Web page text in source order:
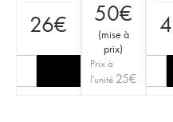
26€ 50€
(mise à
prix)
Prix à
l'unité 25€